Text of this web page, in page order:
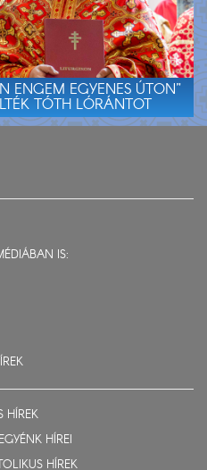
ENGEM EGYENES ÚTON”
TÓTH LÓRÁNTOT
IS:
HÍREK
HÍREI
HÍREK